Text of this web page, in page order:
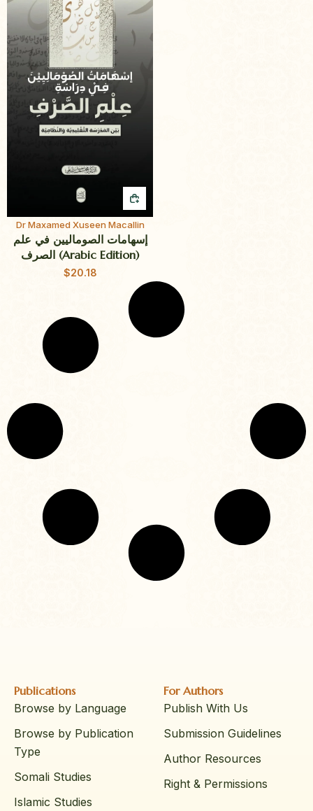
Dr Maxamed Xuseen Macallin
إسهامات الصوماليين في علم
الصرف (Arabic Edition)
$20.18
Publications
Browse by Language
Browse by Publication
Type
Somali Studies
Islamic Studies
For Authors
Publish With Us
Submission Guidelines
Author Resources
Right & Permissions